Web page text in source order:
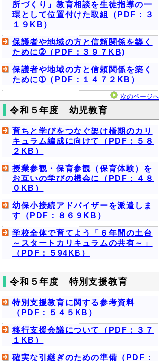
所づくり」教育相談を生徒指導の一
環として位置付けた取組（PDF：３
１９KB）
保護者や地域の方と信頼関係を築く
ために➁（PDF：３９７KB)
保護者や地域の方と信頼関係を築く
ために➀（PDF：１４７２KB）
次のページへ
令和５年度 幼児教育
育ちと学びをつなぐ架け橋期のカリ
キュラム編成に向けて（PDF：５８
２KB）
授業参観・保育参観（保育体験）を
お互いの学びの機会に（PDF：４８
０KB）
幼保小接続アドバイザーを派遣しま
す（PDF：８６９KB）
学校全体で育てよう「６年間の土台
～スタートカリキュラムの共有～」
（PDF：５94KB）
令和５年度 特別支援教育
特別支援教育に関する参考資料
（PDF：５４５KB）
移行支援会議について（PDF：３７
１KB）
確実な引継ぎのための準備（PDF：